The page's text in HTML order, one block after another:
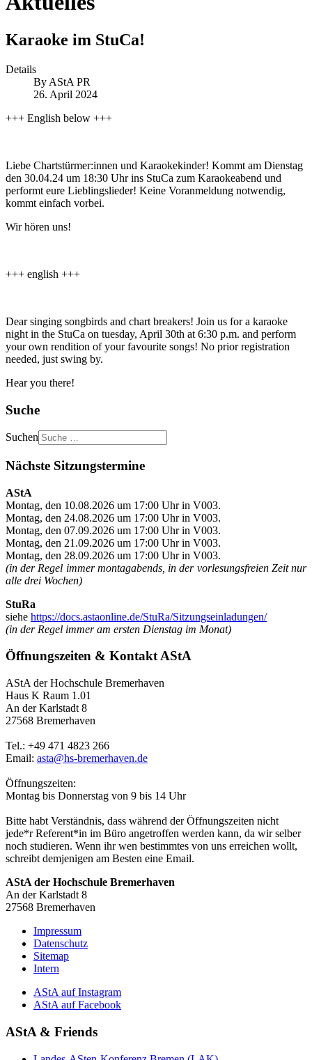
Karaoke im StuCa!
Details
By AStA PR
26. April 2024
+++ English below +++
Liebe Chartstürmer:innen und Karaokekinder! Kommt am Dienstag
den 30.04.24 um 18:30 Uhr ins StuCa zum Karaokeabend und
performt eure Lieblingslieder! Keine Voranmeldung notwendig,
kommt einfach vorbei.
Wir hören uns!
+++ english +++
Dear singing songbirds and chart breakers! Join us for a karaoke
night in the StuCa on tuesday, April 30th at 6:30 p.m. and perform
your own rendition of your favourite songs! No prior registration
needed, just swing by.
Hear you there!
Suche
Suchen
Nächste Sitzungstermine
AStA
Montag, den 10.08.2026 um 17:00 Uhr in V003.
Montag, den 24.08.2026 um 17:00 Uhr in V003.
Montag, den 07.09.2026 um 17:00 Uhr in V003.
Montag, den 21.09.2026 um 17:00 Uhr in V003.
Montag, den 28.09.2026 um 17:00 Uhr in V003.
(in der Regel immer montagabends, in der vorlesungsfreien Zeit nur
alle drei Wochen)
StuRa
siehe https://docs.astaonline.de/StuRa/Sitzungseinladungen/
(in der Regel immer am ersten Dienstag im Monat)
Öffnungszeiten & Kontakt AStA
AStA der Hochschule Bremerhaven
Haus K Raum 1.01
An der Karlstadt 8
27568 Bremerhaven
Tel.: +49 471 4823 266
Email: asta@hs-bremerhaven.de
Öffnungszeiten:
Montag bis Donnerstag von 9 bis 14 Uhr
Bitte habt Verständnis, dass während der Öffnungszeiten nicht
jede*r Referent*in im Büro angetroffen werden kann, da wir selber
noch studieren. Wenn ihr wen bestimmtes von uns erreichen wollt,
schreibt demjenigen am Besten eine Email.
AStA der Hochschule Bremerhaven
An der Karlstadt 8
27568 Bremerhaven
Impressum
Datenschutz
Sitemap
Intern
AStA auf Instagram
AStA auf Facebook
AStA & Friends